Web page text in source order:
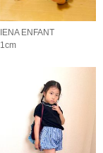
IENA ENFANT
1cm